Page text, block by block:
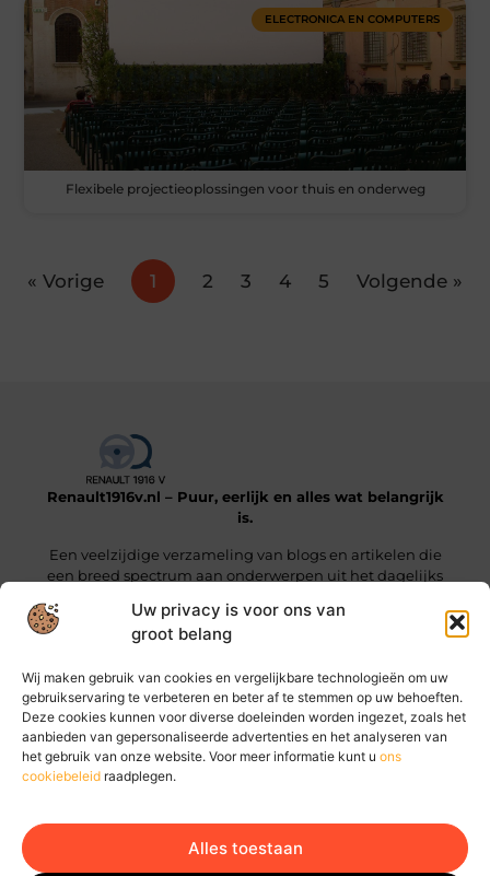
Uw privacy is voor ons van
groot belang
Wij maken gebruik van cookies en vergelijkbare technologieën om uw
gebruikservaring te verbeteren en beter af te stemmen op uw behoeften.
Deze cookies kunnen voor diverse doeleinden worden ingezet, zoals het
aanbieden van gepersonaliseerde advertenties en het analyseren van
het gebruik van onze website. Voor meer informatie kunt u ons
cookiebeleid raadplegen.
Alles toestaan
Ga Naar
ELECTRONICA EN COMPUTERS
Flexibele projectieoplossingen voor thuis en onderweg
« Vorige 1 2 3 4 5 Volgende »
Renault1916v.nl – Puur, eerlijk en alles wat belangrijk
is.
Een veelzijdige verzameling van blogs en artikelen die
een breed spectrum aan onderwerpen uit het dagelijks
Onze informatie
Bericht categorie